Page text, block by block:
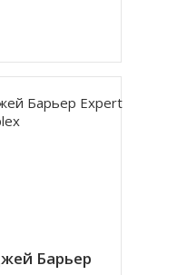
Барьер